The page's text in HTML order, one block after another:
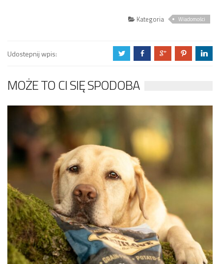
Kategoria Wiadomości
Udostepnij wpis: a b c d j
MOŻE TO CI SIĘ SPODOBA